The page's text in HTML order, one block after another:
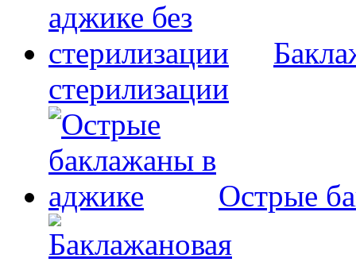
стерилизации
Острые